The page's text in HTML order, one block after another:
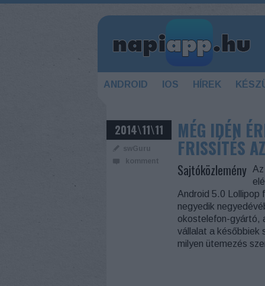
ANDROID IOS HÍREK
2014\11\11
swGuru
komment
MÉG IDÉN
FRISSÍTÉS
Sajtóközlemény
Android 5.0 Lollipop
negyedik
okostelefon-gyártó,
vállalat a későbbiek
milyen ütemezés